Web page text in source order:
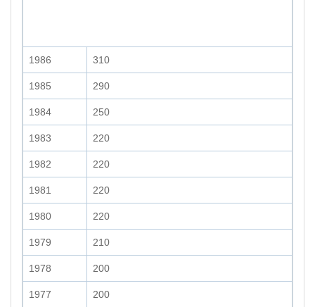
1986 310
1985 290
1984 250
1983 220
1982 220
1981 220
1980 220
1979 210
1978 200
1977 200